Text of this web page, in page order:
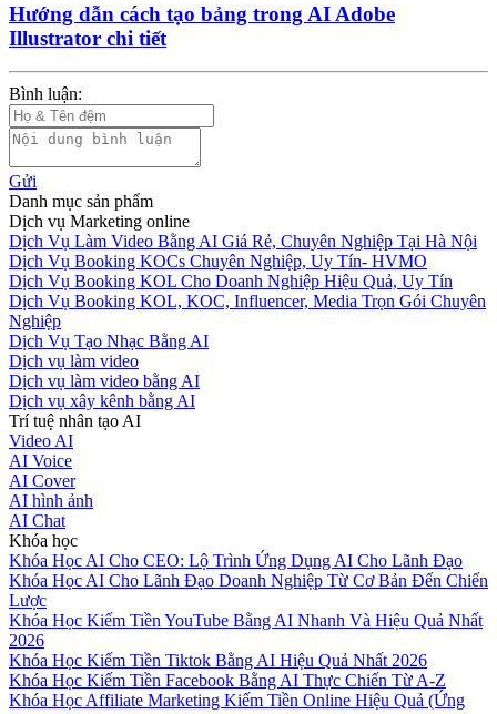
Hướng dẫn cách tạo bảng trong AI Adobe
Illustrator chi tiết
Bình luận:
Gửi
Danh mục sản phẩm
Dịch vụ Marketing online
Dịch Vụ Làm Video Bằng AI Giá Rẻ, Chuyên Nghiệp Tại Hà Nội
Dịch Vụ Booking KOCs Chuyên Nghiệp, Uy Tín- HVMO
Dịch Vụ Booking KOL Cho Doanh Nghiệp Hiệu Quả, Uy Tín
Dịch Vụ Booking KOL, KOC, Influencer, Media Trọn Gói Chuyên
Nghiệp
Dịch Vụ Tạo Nhạc Bằng AI
Dịch vụ làm video
Dịch vụ làm video bằng AI
Dịch vụ xây kênh bằng AI
Trí tuệ nhân tạo AI
Video AI
AI Voice
AI Cover
AI hình ảnh
AI Chat
Khóa học
Khóa Học AI Cho CEO: Lộ Trình Ứng Dụng AI Cho Lãnh Đạo
Khóa Học AI Cho Lãnh Đạo Doanh Nghiệp Từ Cơ Bản Đến Chiến
Lược
Khóa Học Kiếm Tiền YouTube Bằng AI Nhanh Và Hiệu Quả Nhất
2026
Khóa Học Kiếm Tiền Tiktok Bằng AI Hiệu Quả Nhất 2026
Khóa Học Kiếm Tiền Facebook Bằng AI Thực Chiến Từ A-Z
Khóa Học Affiliate Marketing Kiếm Tiền Online Hiệu Quả (Ứng